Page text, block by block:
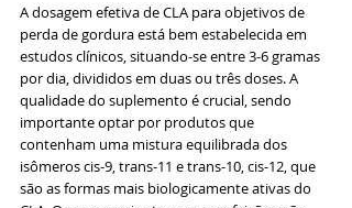
A dosagem efetiva de CLA para objetivos de
perda de gordura está bem estabelecida em
estudos clínicos, situando-se entre 3-6 gramas
por dia, divididos em duas ou três doses. A
qualidade do suplemento é crucial, sendo
importante optar por produtos que
contenham uma mistura equilibrada dos
isômeros cis-9, trans-11 e trans-10, cis-12, que
são as formas mais biologicamente ativas do